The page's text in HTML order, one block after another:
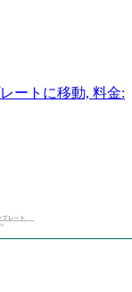
ートに移動, 料金: